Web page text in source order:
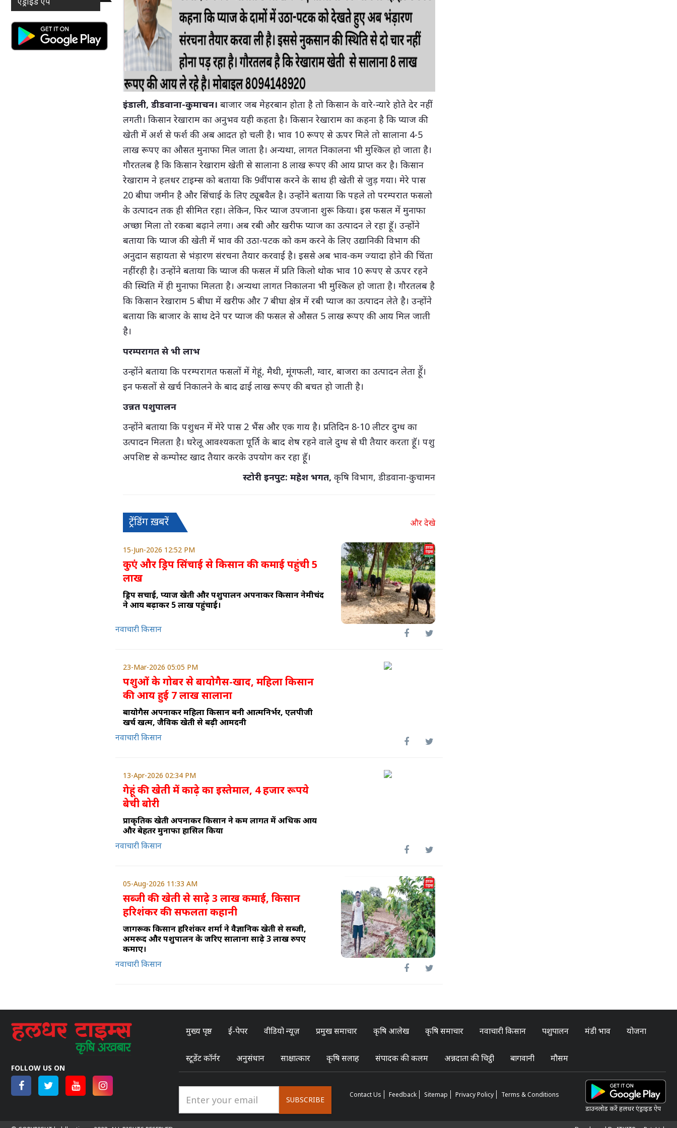
इंडाली, डीडवाना-कुमाचन। बाजार जब मेहरबान होता है तो किसान के वारे-न्यारे होते देर नहीं
लगती। किसान रेखाराम का अनुभव यही कहता है। किसान रेखाराम का कहना है कि प्याज की
खेती में अर्श से फर्श की अब आदत हो चली है। भाव 10 रूपए से ऊपर मिले तो सालाना 4-5
लाख रूपए का औसत मुनाफा मिल जाता है। अन्यथा, लागत निकालना भी मुश्किल हो जाता है।
गौरतलब है कि किसान रेखाराम खेती से सालाना 8 लाख रूपए की आय प्राप्त कर है। किसान
रेखाराम ने हलधर टाइम्स को बताया कि 9वीं पास करने के साथ ही खेती से जुड़ गया। मेरे पास
20 बीघा जमीन है और सिंचाई के लिए ट्यूबवैल है। उन्होंंने बताया कि पहले तो परम्परात फसलो
के उत्पादन तक ही सीमित रहा। लेकिन, फिर प्याज उपजाना शुरू किया। इस फसल में मुनाफा
अच्छा मिला तो रकबा बढ़ाने लगा। अब रबी और खरीफ प्याज का उत्पादन ले रहा हॅू। उन्होंने
बताया कि प्याज की खेती में भाव की उठा-पटक को कम करने के लिए उद्यानिकी विभाग की
अनुदान सहायता से भंड़ारण संरचना तैयार करवाई है। इससे अब भाव-कम ज्यादा होने की चिंता
नहीं रही है। उन्होंने बताया कि प्याज की फसल में प्रति किलो थोक भाव 10 रूपए से ऊपर रहने
की स्थिति में ही मुनाफा मिलता है। अन्यथा लागत निकालना भी मुश्किल हो जाता है। गौरतलब है
कि किसान रेखाराम 5 बीघा में खरीफ और 7 बीघा क्षेत्र में रबी प्याज का उत्पादन लेते है। उन्होंने
बताया कि बाजार के साथ देने पर प्याज की फसल से औसत 5 लाख रूपए की आय मिल जाती
है।
परम्परागत से भी लाभ
उन्होंने बताया कि परम्परागत फसलों में गेहूं, मैथी, मूंगफली, ग्वार, बाजरा का उत्पादन लेता हॅॅू।
इन फसलों से खर्च निकालने के बाद ढाई लाख रूपए की बचत हो जाती है।
उन्नत पशुपालन
उन्होंने बताया कि पशुधन में मेरे पास 2 भैंस और एक गाय है। प्रतिदिन 8-10 लीटर दुग्ध का
उत्पादन मिलता है। घरेलू आवश्यकता पूर्ति के बाद शेष रहने वाले दुग्ध से घी तैयार करता हॅू। पशु
अपशिष्ट से कम्पोस्ट खाद तैयार करके उपयोग कर रहा हॅू।
स्टोरी इनपुट: महेश भगत, कृषि विभाग, डीडवाना-कुचामन
ट्रेंडिंग ख़बरें और देखे
15-Jun-2026 12:52 PM
कुएं और ड्रिप सिंचाई से किसान की कमाई पहुंची 5
लाख
ड्रिप सिंचाई, प्याज खेती और पशुपालन अपनाकर किसान नेमीचंद
ने आय बढ़ाकर 5 लाख पहुंचाई।
नवाचारी किसान
23-Mar-2026 05:05 PM
पशुओं के गोबर से बायोगैस-खाद, महिला किसान
की आय हुई 7 लाख सालाना
बायोगैस अपनाकर महिला किसान बनी आत्मनिर्भर, एलपीजी
खर्च खत्म, जैविक खेती से बढ़ी आमदनी
नवाचारी किसान
13-Apr-2026 02:34 PM
गेहूं की खेती में काढ़े का इस्तेमाल, 4 हजार रूपये
बेची बोरी
प्राकृतिक खेती अपनाकर किसान ने कम लागत में अधिक आय
और बेहतर मुनाफा हासिल किया
नवाचारी किसान
05-Aug-2026 11:33 AM
सब्जी की खेती से साढ़े 3 लाख कमाई, किसान
हरिशंकर की सफलता कहानी
जागरूक किसान हरिशंकर शर्मा ने वैज्ञानिक खेती से सब्जी,
अमरूद और पशुपालन के जरिए सालाना साढ़े 3 लाख रुपए
कमाए।
नवाचारी किसान
FOLLOW US ON
मुख्य पृष्ठ ई-पेपर वीडियो न्यूज़ प्रमुख समाचार कृषि आलेख कृषि समाचार नवाचारी किसान पशुपालन मंडी भाव योजना
स्टूडेंट कॉर्नर अनुसंधान साक्षात्कार कृषि सलाह संपादक की कलम अन्नदाता की चिट्ठी बागवानी मौसम
SUBSCRIBE
Contact Us Feedback Sitemap Privacy Policy Terms & Conditions
डाउनलोड करें हलधर एंड्राइड ऐप